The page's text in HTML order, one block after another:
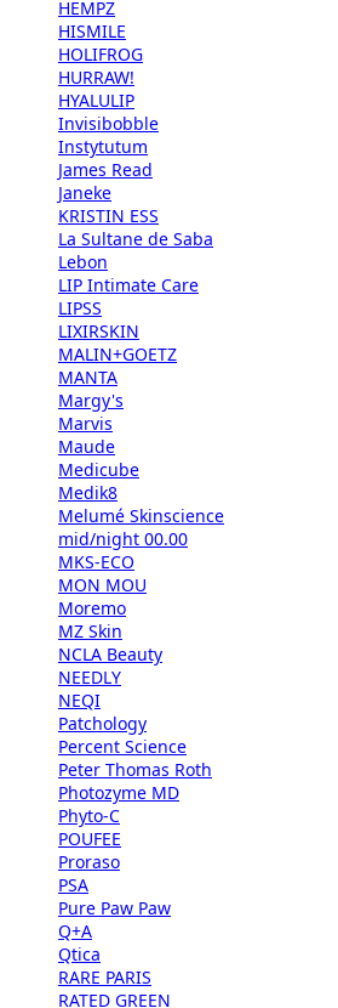
HEMPZ
HISMILE
HOLIFROG
HURRAW!
HYALULIP
Invisibobble
Instytutum
James Read
Janeke
KRISTIN ESS
La Sultane de Saba
Lebon
LIP Intimate Care
LIPSS
LIXIRSKIN
MALIN+GOETZ
MANTA
Margy's
Marvis
Maude
Medicube
Medik8
Melumé Skinscience
mid/night 00.00
MKS-ECO
MON MOU
Moremo
MZ Skin
NCLA Beauty
NEEDLY
NEQI
Patchology
Percent Science
Peter Thomas Roth
Photozyme MD
Phyto-C
POUFEE
Proraso
PSA
Pure Paw Paw
Q+A
Qtica
RARE PARIS
RATED GREEN